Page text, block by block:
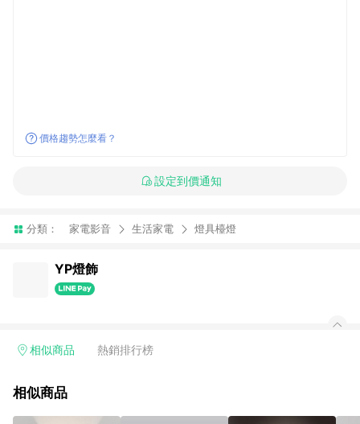
價格趨勢怎麼看？
設定到價通知
分類： 家電影音 生活家電 燈具檯燈
YP燈飾
相似商品 熱銷排行榜
相似商品